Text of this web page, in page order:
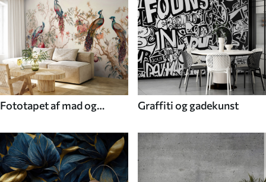
Fototapet af mad og
Graffiti og gadekunst